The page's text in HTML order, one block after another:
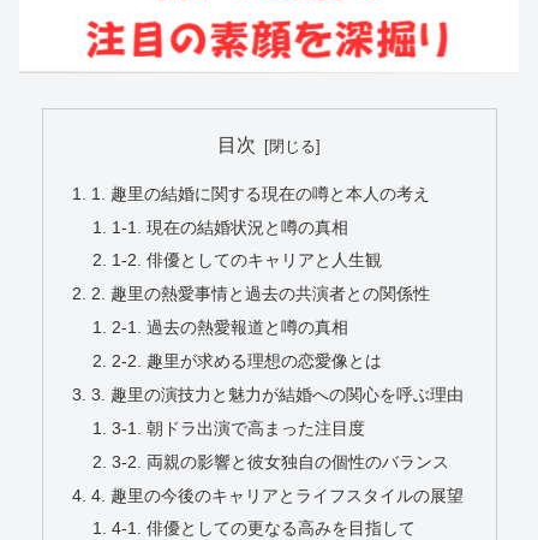
目次
1. 趣里の結婚に関する現在の噂と本人の考え
1-1. 現在の結婚状況と噂の真相
1-2. 俳優としてのキャリアと人生観
2. 趣里の熱愛事情と過去の共演者との関係性
2-1. 過去の熱愛報道と噂の真相
2-2. 趣里が求める理想の恋愛像とは
3. 趣里の演技力と魅力が結婚への関心を呼ぶ理由
3-1. 朝ドラ出演で高まった注目度
3-2. 両親の影響と彼女独自の個性のバランス
4. 趣里の今後のキャリアとライフスタイルの展望
4-1. 俳優としての更なる高みを目指して